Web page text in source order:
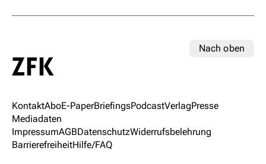
Nach oben
KontaktAboE-PaperBriefingsPodcastVerlagPresse
Mediadaten
ImpressumAGBDatenschutzWiderrufsbelehrung
BarrierefreiheitHilfe/FAQ